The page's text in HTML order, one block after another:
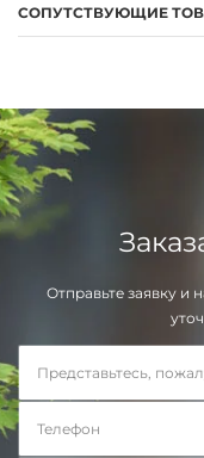
СОПУТСТВУЮЩИЕ
Отправьте заявку и